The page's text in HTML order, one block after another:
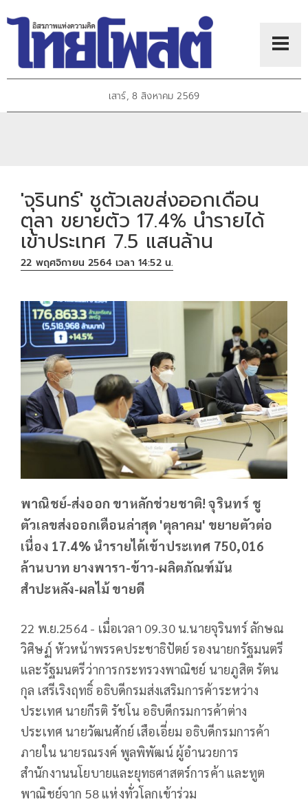
เสาร์, 8 สิงหาคม 2569
'จุรินทร์' ชูตัวเลขส่งออกเดือน
ตุลา ขยายตัว 17.4% นำรายได้
เข้าประเทศ 7.5 แสนล้าน
22 พฤศจิกายน 2564 เวลา 14:52 น.
พาณิชย์-ส่งออก ขาหลักช่วยชาติ! จุรินทร์ ชู
ตัวเลขส่งออกเดือนล่าสุด 'ตุลาคม' ขยายตัวต่อ
เนื่อง 17.4% นำรายได้เข้าประเทศ 750,016
ล้านบาท ยางพารา-ข้าว-ผลิตภัณฑ์มัน
สำปะหลัง-ผลไม้ ขายดี
22 พ.ย.2564 - เมื่อเวลา 09.30 น.นายจุรินทร์ ลักษณ
วิศิษฏ์ หัวหน้าพรรคประชาธิปัตย์ รองนายกรัฐมนตรี
และรัฐมนตรีว่าการกระทรวงพาณิชย์ นายภูสิต รัตน
กุล เสรีเริงฤทธิ์ อธิบดีกรมส่งเสริมการค้าระหว่าง
ประเทศ นายกีรติ รัชโน อธิบดีกรมการค้าต่าง
ประเทศ นายวัฒนศักย์ เสือเอี่ยม อธิบดีกรมการค้า
ภายใน นายรณรงค์ พูลพิพัฒน์ ผู้อำนวยการ
สำนักงานนโยบายและยุทธศาสตร์การค้า และทูต
พาณิชย์จาก 58 แห่งทั่วโลกเข้าร่วม